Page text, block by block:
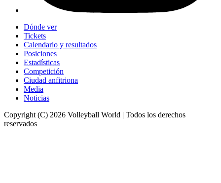
Dónde ver
Tickets
Calendario y resultados
Posiciones
Estadísticas
Competición
Ciudad anfitriona
Media
Noticias
Copyright (C) 2026 Volleyball World | Todos los derechos
reservados